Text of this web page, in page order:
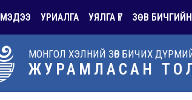
МЭДЭЭ УРИАЛГА УЯЛГА ҮГ ЗӨВ БИЧГИЙН
МОНГОЛ ХЭЛНИЙ ЗӨВ БИЧИХ
ЖУРАМЛАСАН